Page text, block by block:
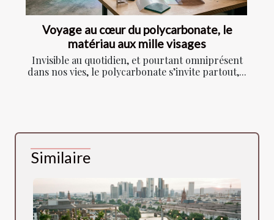
Voyage au cœur du polycarbonate, le
matériau aux mille visages
Invisible au quotidien, et pourtant omniprésent
dans nos vies, le polycarbonate s’invite partout,...
Similaire